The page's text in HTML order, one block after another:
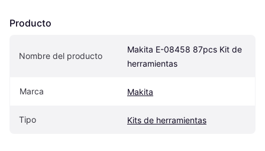
Producto
Nombre del producto
Makita E-08458 87pcs Kit de
herramientas
Marca Makita
Tipo Kits de herramientas